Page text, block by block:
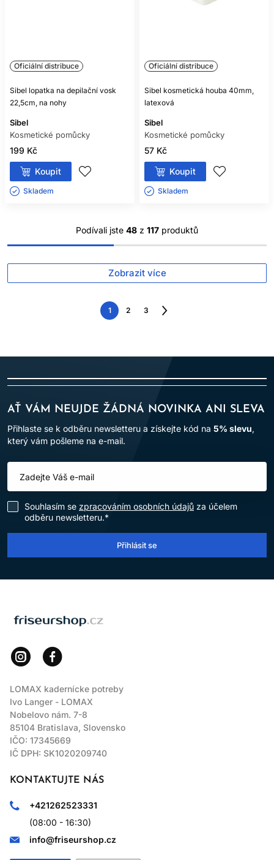
Oficiální distribuce
Sibel lopatka na depilační vosk
22,5cm, na nohy
Sibel
Kosmetické pomůcky
199 Kč
Koupit
Skladem ㅤ
Oficiální distribuce
Sibel kosmetická houba 40mm,
latexová
Sibel
Kosmetické pomůcky
57 Kč
Koupit
Skladem ㅤ
Podívali jste 48 z 117 produktů
Zobrazit více
1 2 3
Následující
AŤ VÁM NEUJDE ŽÁDNÁ NOVINKA ANI SLEVA
Přihlaste se k odběru newsletteru a získejte kód na 5% slevu,
který vám pošleme na e-mail.
Souhlasím se zpracováním osobních údajů za účelem
odběru newsletteru.*
Přihlásit se
LOMAX kadernícke potreby
Ivo Langer - LOMAX
Nobelovo nám. 7-8
85104 Bratislava, Slovensko
IČO: 17345669
IČ DPH: SK1020209740
KONTAKTUJTE NÁS
+421262523331
(08:00 - 16:30)
info@friseurshop.cz